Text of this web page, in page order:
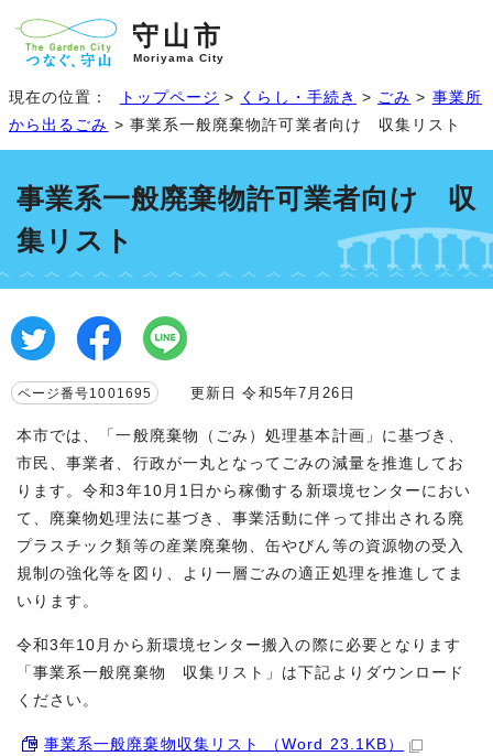
守山市
Moriyama City
現在の位置： トップページ > くらし・手続き > ごみ > 事業所
から出るごみ > 事業系一般廃棄物許可業者向け 収集リスト
事業系一般廃棄物許可業者向け 収
集リスト
ページ番号1001695 更新日 令和5年7月26日
本市では、「一般廃棄物（ごみ）処理基本計画」に基づき、
市民、事業者、行政が一丸となってごみの減量を推進してお
ります。令和3年10月1日から稼働する新環境センターにおい
て、廃棄物処理法に基づき、事業活動に伴って排出される廃
プラスチック類等の産業廃棄物、缶やびん等の資源物の受入
規制の強化等を図り、より一層ごみの適正処理を推進してま
いります。
令和3年10月から新環境センター搬入の際に必要となります
「事業系一般廃棄物 収集リスト」は下記よりダウンロード
ください。
事業系一般廃棄物収集リスト （Word 23.1KB）